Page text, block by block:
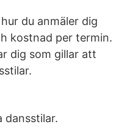
du anmäler dig
kostnad per termin.
dig som gillar att
dansstilar.